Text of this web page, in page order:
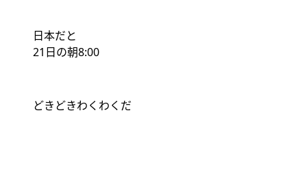
日本だと
21 日の朝8:00
どきどきわくわくだ